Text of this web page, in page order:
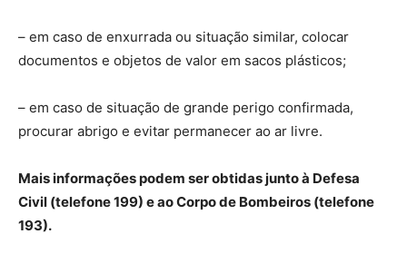
– em caso de enxurrada ou situação similar, colocar
documentos e objetos de valor em sacos plásticos;
– em caso de situação de grande perigo confirmada,
procurar abrigo e evitar permanecer ao ar livre.
Mais informações podem ser obtidas junto à Defesa
Civil (telefone 199) e ao Corpo de Bombeiros (telefone
193).